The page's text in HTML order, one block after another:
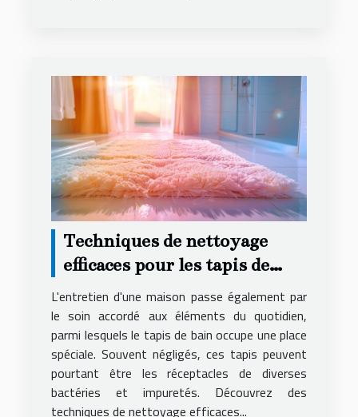
Techniques de nettoyage
efficaces pour les tapis de
bain
L'entretien d'une maison passe également par
le soin accordé aux éléments du quotidien,
parmi lesquels le tapis de bain occupe une place
spéciale. Souvent négligés, ces tapis peuvent
pourtant être les réceptacles de diverses
bactéries et impuretés. Découvrez des
techniques de nettoyage efficaces...